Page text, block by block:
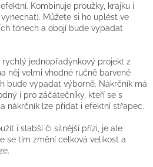
Kombinuje proužky, krajku i
Můžete si ho uplést ve
tónech a obojí bude vypadat
rychlý jednopřadýnkový projekt z
něj velmi vhodné ručně barvené
bude vypadat výborně. Nákrčník má
i pro záčátečníky, kteří se s
nákrčník lze přidat i efektní střapec.
i slabší či silnější přízi, je ale
se tím změní celková velikost a